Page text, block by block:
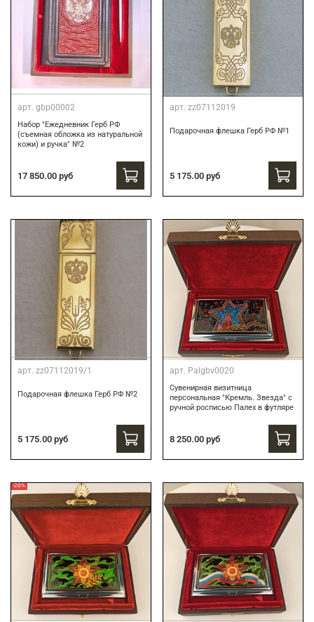
арт. gbp00002
Набор "Ежедневник Герб РФ
(съемная обложка из натуральной
кожи) и ручка" №2
17 850.00 руб
арт. zz07112019
Подарочная флешка Герб РФ №1
5 175.00 руб
арт. zz07112019/1
Подарочная флешка Герб РФ №2
5 175.00 руб
арт. Palgbv0020
Сувенирная визитница
персональная "Кремль. Звезда" с
ручной росписью Палех в футляре
8 250.00 руб
-20%